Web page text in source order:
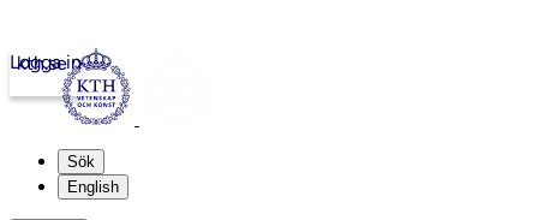
kth.se
Logga in
Sök
English